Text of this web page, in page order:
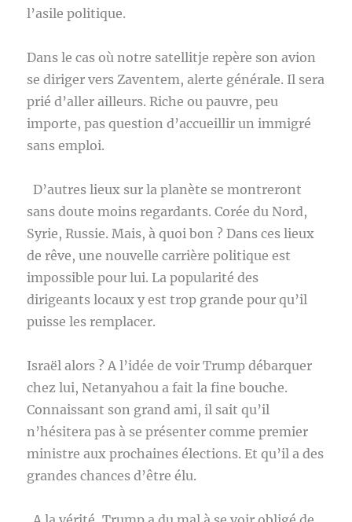
l’asile politique.
Dans le cas où notre satellitje repère son avion
se diriger vers Zaventem, alerte générale. Il sera
prié d’aller ailleurs. Riche ou pauvre, peu
importe, pas question d’accueillir un immigré
sans emploi.
D’autres lieux sur la planète se montreront
sans doute moins regardants. Corée du Nord,
Syrie, Russie. Mais, à quoi bon ? Dans ces lieux
de rêve, une nouvelle carrière politique est
impossible pour lui. La popularité des
dirigeants locaux y est trop grande pour qu’il
puisse les remplacer.
Israël alors ? A l’idée de voir Trump débarquer
chez lui, Netanyahou a fait la fine bouche.
Connaissant son grand ami, il sait qu’il
n’hésitera pas à se présenter comme premier
ministre aux prochaines élections. Et qu’il a des
grandes chances d’être élu.